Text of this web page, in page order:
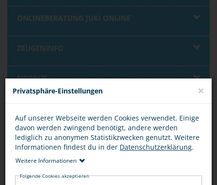
ONLINEBERATUNG JUKI ONLINE
ZEUGENINFO
NOTRUF
BEWERTUNG
DIESEN ARTIKEL ...
Privatsphäre-Einstellungen ×
Auf unserer Webseite werden Cookies verwendet. Einige
davon werden zwingend benötigt, andere werden
lediglich zu anonymen Statistikzwecken genutzt. Weitere
Informationen findest du in der Datenschutzerklärung.
Weitere Informationen
Folgende Cookies akzeptieren